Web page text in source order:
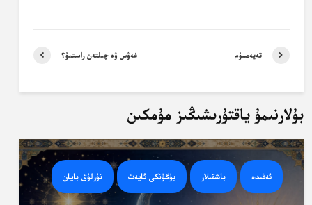
غەۋس ۋە چىلتەن راستمۇ؟ تەيەممۇم
بۇلارنىمۇ ياقتۇرىشىڭىز مۇمكىن
ئەقىدە باشقىلار بۈگۈنكى ئايەت نۇرلۇق بايان